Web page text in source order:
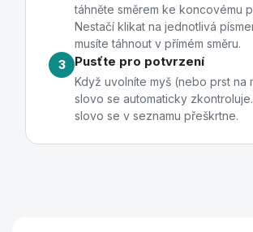
táhněte směrem ke koncovému
Nestačí klikat na jednotlivá
musíte táhnout v přímém směru.
3
Pusťte pro potvrzení
Když uvolníte myš (nebo prst na
slovo se automaticky
slovo se v seznamu přeškrtne.